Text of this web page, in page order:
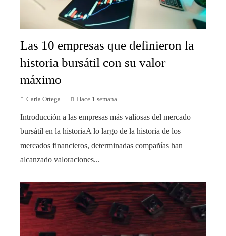
Las 10 empresas que definieron la
historia bursátil con su valor
máximo
Carla Ortega Hace 1 semana
Introducción a las empresas más valiosas del mercado
bursátil en la historiaA lo largo de la historia de los
mercados financieros, determinadas compañías han
alcanzado valoraciones...